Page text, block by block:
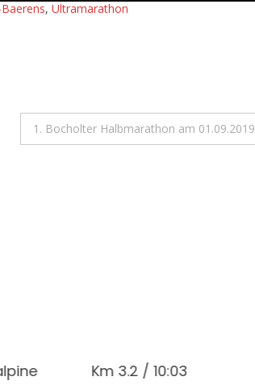
, Ultramarathon
1. Bocholter Halbmarathon am 01.09.2019
Km 3.2 / 10:03